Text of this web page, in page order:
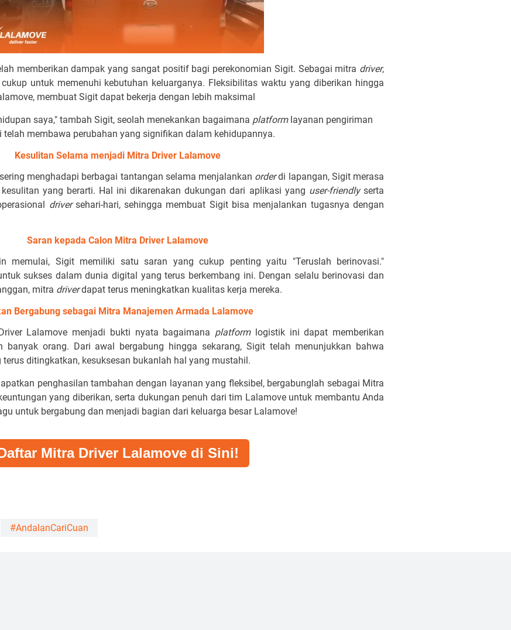
memberikan dampak yang sangat positif bagi perekonomian Sigit. Sebagai mitra driver,
untuk memenuhi kebutuhan keluarganya. Fleksibilitas waktu yang diberikan hingga
membuat Sigit dapat bekerja dengan lebih maksimal
saya," tambah Sigit, seolah menekankan bagaimana platformlayanan pengiriman
telah membawa perubahan yang signifikan dalam kehidupannya.
Kesulitan Selama menjadi Mitra Driver Lalamove
menghadapi berbagai tantangan selama menjalankan orderdi lapangan, Sigit merasa
yang berarti. Hal ini dikarenakan dukungan dari aplikasi yang user-friendlyserta
driversehari-hari, sehingga membuat Sigit bisa menjalankan tugasnya dengan
Saran kepada Calon Mitra Driver Lalamove
memulai, Sigit memiliki satu saran yang cukup penting yaitu "Teruslah berinovasi."
sukses dalam dunia digital yang terus berkembang ini. Dengan selalu berinovasi dan
mitra driverdapat terus meningkatkan kualitas kerja mereka.
Bergabung sebagai Mitra Manajemen Armada Lalamove
Lalamove menjadi bukti nyata bagaimana platformlogistik ini dapat memberikan
banyak orang. Dari awal bergabung hingga sekarang, Sigit telah menunjukkan bahwa
ditingkatkan, kesuksesan bukanlah hal yang mustahil.
penghasilan tambahan dengan layanan yang fleksibel, bergabunglah sebagai Mitra
yang diberikan, serta dukungan penuh dari tim Lalamove untuk membantu Anda
untuk bergabung dan menjadi bagian dari keluarga besar Lalamove!
Mitra Driver Lalamove di Sini!
#AndalanCariCuan